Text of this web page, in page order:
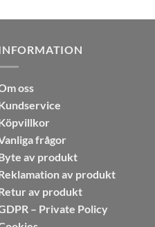
oss
frågor
av produkt
av produkt
av produkt
– Private Policy